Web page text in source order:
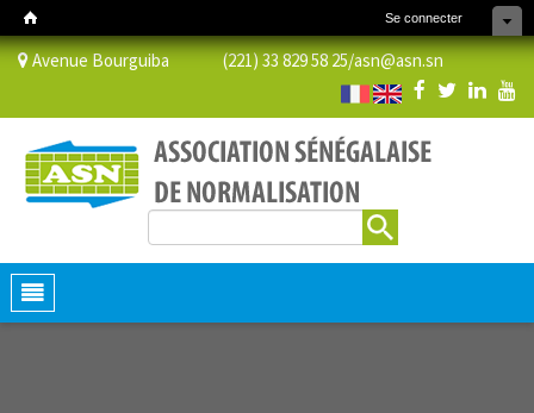
Se connecter
Avenue Bourguiba (221) 33 829 58 25/asn@asn.sn
Formulaire de recherche
Toggle
navigation